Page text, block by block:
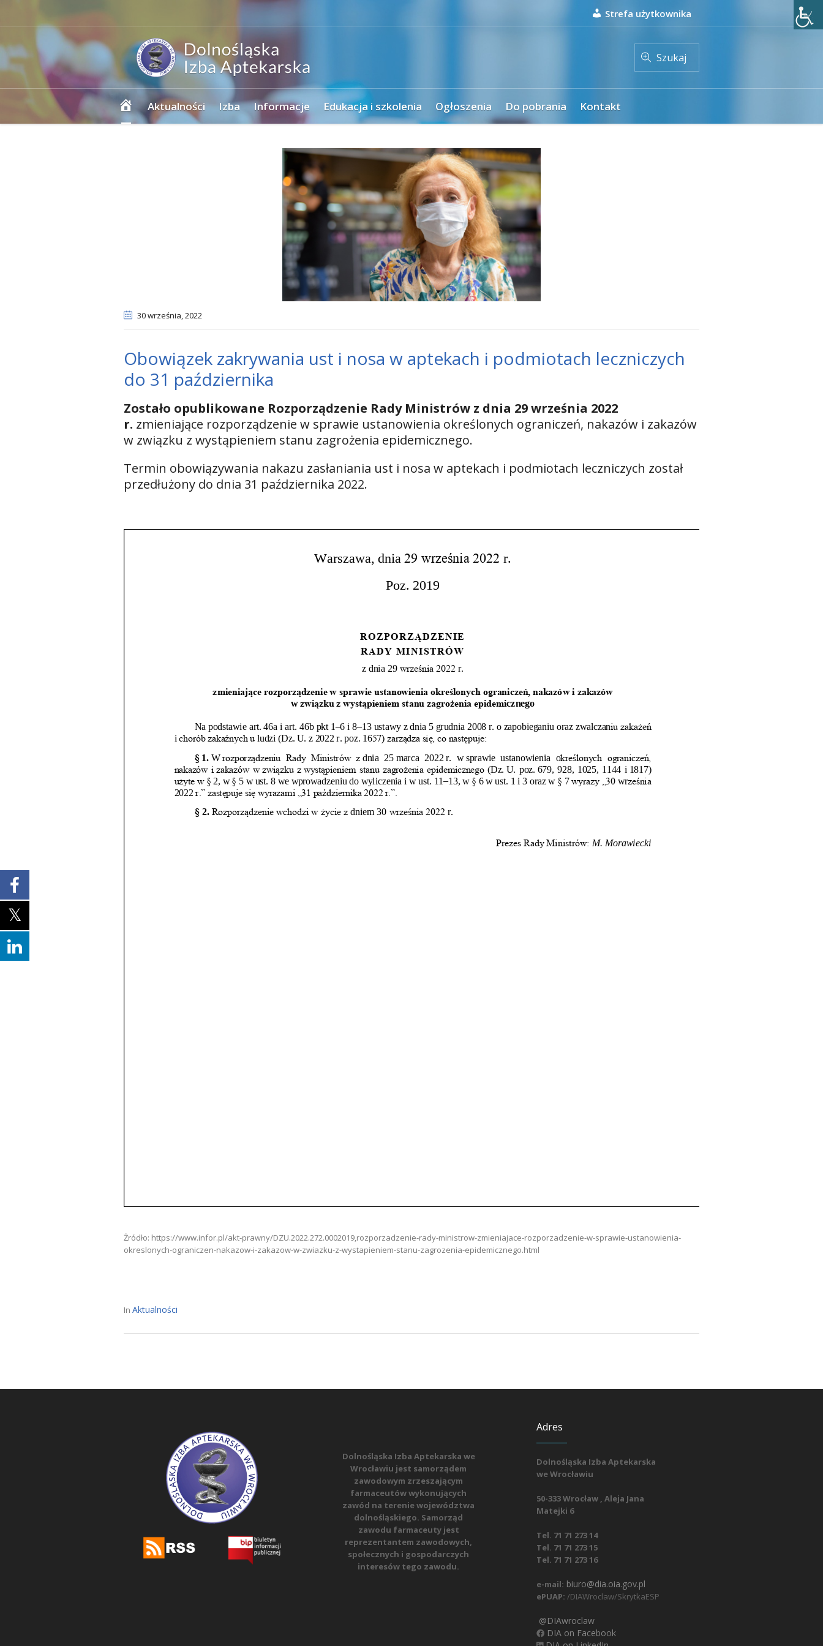
Strefa użytkownika
Szukaj
Strona
główna
Aktualności Izba Informacje Edukacja i szkolenia Ogłoszenia Do pobrania Kontakt
30 września, 2022
Obowiązek zakrywania ust i nosa w aptekach i podmiotach leczniczych
do 31 października
Zostało opublikowane Rozporządzenie Rady Ministrów z dnia 29 września 2022
r. zmieniające rozporządzenie w sprawie ustanowienia określonych ograniczeń, nakazów i zakazów
w związku z wystąpieniem stanu zagrożenia epidemicznego.
Termin obowiązywania nakazu zasłaniania ust i nosa w aptekach i podmiotach leczniczych został
przedłużony do dnia 31 października 2022.
Żródło: https://www.infor.pl/akt-prawny/DZU.2022.272.0002019,rozporzadzenie-rady-ministrow-zmieniajace-rozporzadzenie-w-sprawie-ustanowienia-
okreslonych-ograniczen-nakazow-i-zakazow-w-zwiazku-z-wystapieniem-stanu-zagrozenia-epidemicznego.html
In Aktualności
Dolnośląska Izba Aptekarska we
Wrocławiu jest samorządem
zawodowym zrzeszającym
farmaceutów wykonujących
zawód na terenie województwa
dolnośląskiego. Samorząd
zawodu farmaceuty jest
reprezentantem zawodowych,
społecznych i gospodarczych
interesów tego zawodu.
Adres
Dolnośląska Izba Aptekarska
we Wrocławiu
50-333 Wrocław , Aleja Jana
Matejki 6
Tel. 71 71 273 14
Tel. 71 71 273 15
Tel. 71 71 273 16
e-mail: biuro@dia.oia.gov.pl
ePUAP: /DIAWroclaw/SkrytkaESP
@DIAwroclaw
DIA on Facebook